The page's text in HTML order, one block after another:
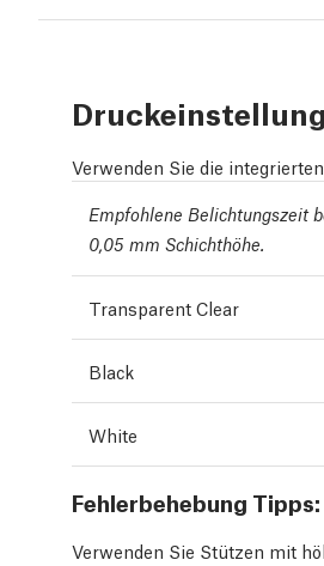
Verwenden Sie die
Empfohlene Belichtungszeit
0,05 mm Schichthöhe.
Transparent Clear
Black
White
Fehlerbehebung Tipps:
Verwenden Sie Stützen mit